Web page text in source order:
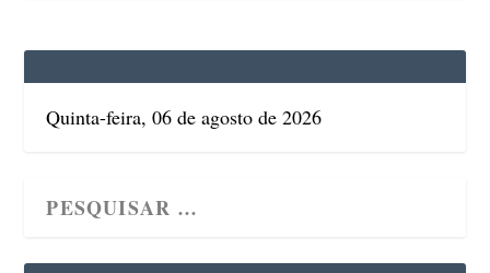
Quinta-feira, 06 de agosto de 2026